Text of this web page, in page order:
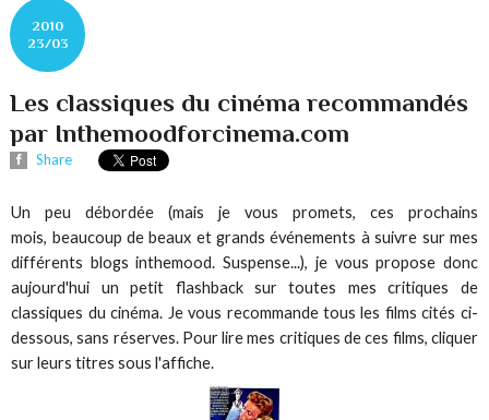
2010
23/03
Les classiques du cinéma recommandés
par Inthemoodforcinema.com
Share
Un peu débordée (mais je vous promets, ces prochains
mois, beaucoup de beaux et grands événements à suivre sur mes
différents blogs inthemood. Suspense...), je vous propose donc
aujourd'hui un petit flashback sur toutes mes critiques de
classiques du cinéma. Je vous recommande tous les films cités ci-
dessous, sans réserves. Pour lire mes critiques de ces films, cliquer
sur leurs titres sous l'affiche.